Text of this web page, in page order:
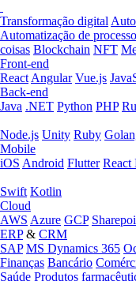
Transformação digital
Automatização de
coisas Blockchain NFT
Front-end
React Angular Vue.js
Back-end
Java .NET Python PHP
Node.js Unity Ruby
Mobile
iOS Android Flutter React
Swift Kotlin
Cloud
AWS Azure GCP
ERP& CRM
SAP MS Dynamics 365
Finanças Bancário
Saúde Produtos